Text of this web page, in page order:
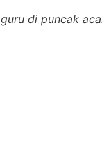
di puncak